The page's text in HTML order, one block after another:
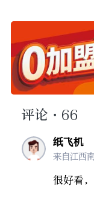
评论 ·66
纸飞机
来自江西
很好看